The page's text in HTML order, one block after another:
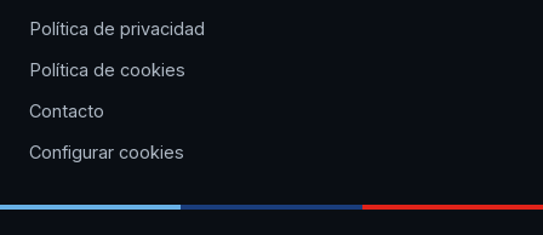
Política de privacidad
Política de cookies
Contacto
Configurar cookies